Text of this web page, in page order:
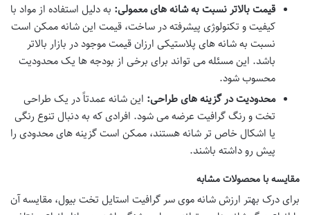
قیمت بالاتر نسبت به شانه های معمولی: به دلیل استفاده از مواد با
کیفیت و تکنولوژی پیشرفته در ساخت، قیمت این شانه ممکن است
نسبت به شانه های پلاستیکی ارزان قیمت موجود در بازار بالاتر
باشد. این مسئله می تواند برای برخی از بودجه ها یک محدودیت
محسوب شود.
محدودیت در گزینه های طراحی: این شانه عمدتاً در یک طراحی
تخت و رنگ گرافیت عرضه می شود. افرادی که به دنبال تنوع رنگی
یا اشکال خاص تر شانه هستند، ممکن است گزینه های محدودی را
پیش رو داشته باشند.
مقایسه با محصولات مشابه
برای درک بهتر ارزش شانه موی سر گرافیت استایل تخت بیول، مقایسه آن